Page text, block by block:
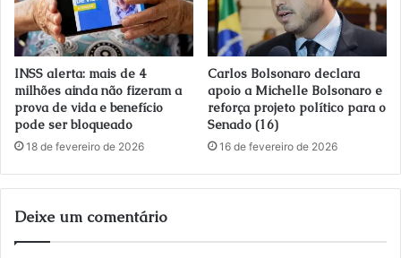
INSS alerta: mais de 4
milhões ainda não fizeram a
prova de vida e benefício
pode ser bloqueado
18 de fevereiro de 2026
Carlos Bolsonaro declara
apoio a Michelle Bolsonaro e
reforça projeto político para o
Senado (16)
16 de fevereiro de 2026
Deixe um comentário